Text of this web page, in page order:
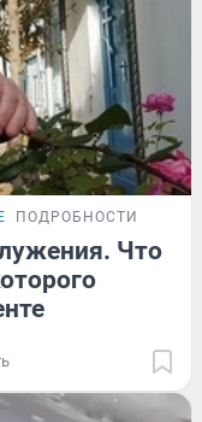
ПОДРОБНОСТИ
Что